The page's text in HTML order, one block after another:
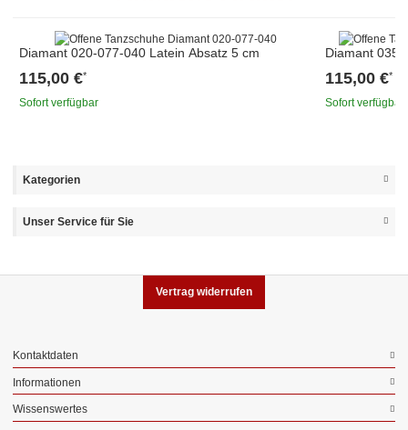
Diamant 020-077-040 Latein Absatz 5 cm
115,00 €*
Sofort verfügbar
Diamant 035-
115,00 €*
Sofort verfügbar
Kategorien
Unser Service für Sie
Vertrag widerrufen
Kontaktdaten
Informationen
Wissenswertes